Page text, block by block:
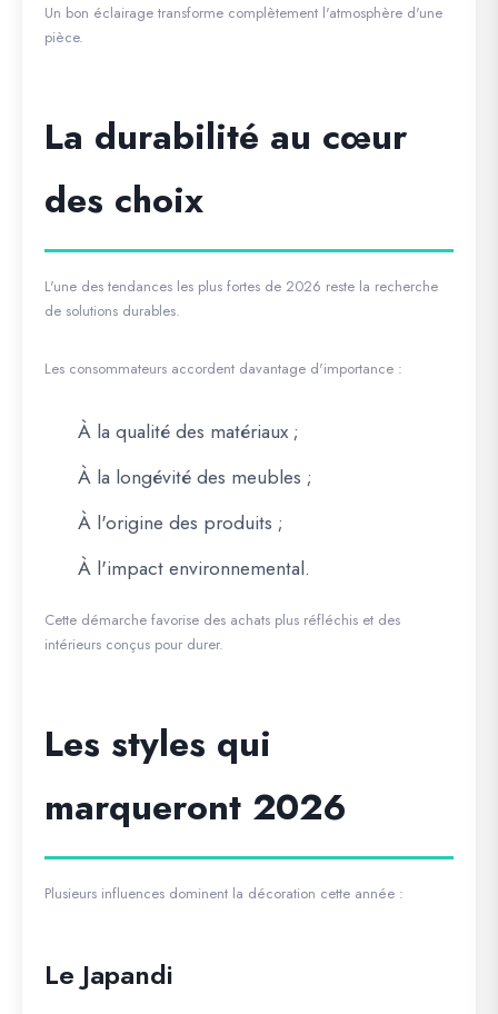
Un bon éclairage transforme complètement l'atmosphère d'une
pièce.
La durabilité au cœur
des choix
L'une des tendances les plus fortes de 2026 reste la recherche
de solutions durables.
Les consommateurs accordent davantage d'importance :
À la qualité des matériaux ;
À la longévité des meubles ;
À l'origine des produits ;
À l'impact environnemental.
Cette démarche favorise des achats plus réfléchis et des
intérieurs conçus pour durer.
Les styles qui
marqueront 2026
Plusieurs influences dominent la décoration cette année :
Le Japandi